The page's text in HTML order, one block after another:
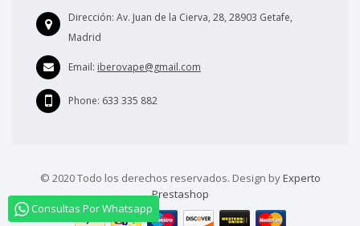
Consultas Por Whatsapp
Dirección: Av. Juan de la Cierva, 28, 28903 Getafe,
Madrid
Email: iberovape@gmail.com
Phone: 633 335 882
© 2020 Todo los derechos reservados. Design byExperto
Prestashop